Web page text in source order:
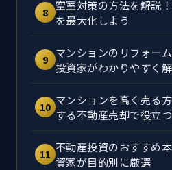
8 空室対策の方法を解説
を最大化しよう
9 マンションのリフォー
投資家がわかりやすく
10 マンションを高く売る
する不動産売却で役立
11 不動産投資のおすすめ
資家が目的別に厳選